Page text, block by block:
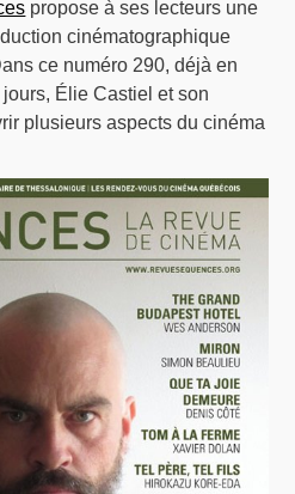
propose à ses lecteurs une
cinématographique
ce numéro 290, déjà en
Élie Castiel et son
plusieurs aspects du cinéma